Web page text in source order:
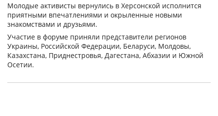
Молодые активисты вернулись в Херсонской исполнится
приятными впечатлениями и окрыленные новыми
знакомствами и друзьями.
Участие в форуме приняли представители регионов
Украины, Российской Федерации, Беларуси, Молдовы,
Казахстана, Приднестровья, Дагестана, Абхазии и Южной
Осетии.